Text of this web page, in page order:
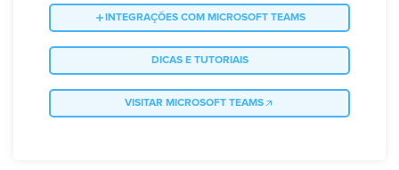
INTEGRAÇÕES COM MICROSOFT TEAMS
DICAS E TUTORIAIS
VISITAR MICROSOFT TEAMS